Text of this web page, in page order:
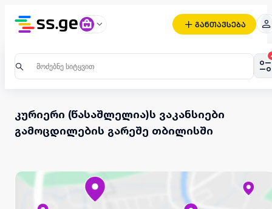
განთავსება
კურიერი (წასაშლელია)ს ვაკანსიები
გამოცდილების გარეშე თბილისში